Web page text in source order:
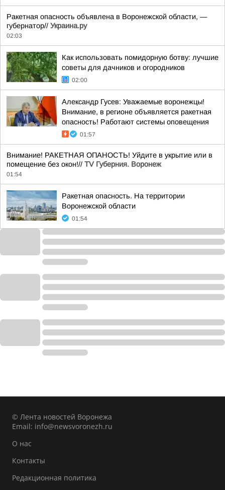
Ракетная опасность объявлена в Воронежской области, —
губернатор// Украина.ру
02:03
Как использовать помидорную ботву: лучшие
советы для дачников и огородников
02:00
Александр Гусев: Уважаемые воронежцы!
Внимание, в регионе объявляется ракетная
опасность! Работают системы оповещения
01:57
Внимание! РАКЕТНАЯ ОПАНОСТЬ! Уйдите в укрытие или в
помещение без окон!// TV Губерния. Воронеж
01:54
Ракетная опасность. На территории
Воронежской области
01:54
© Лента новостей Воронежа
Email: info@newsvoronezh.ru
О нас
Контакты
Редакционная политика